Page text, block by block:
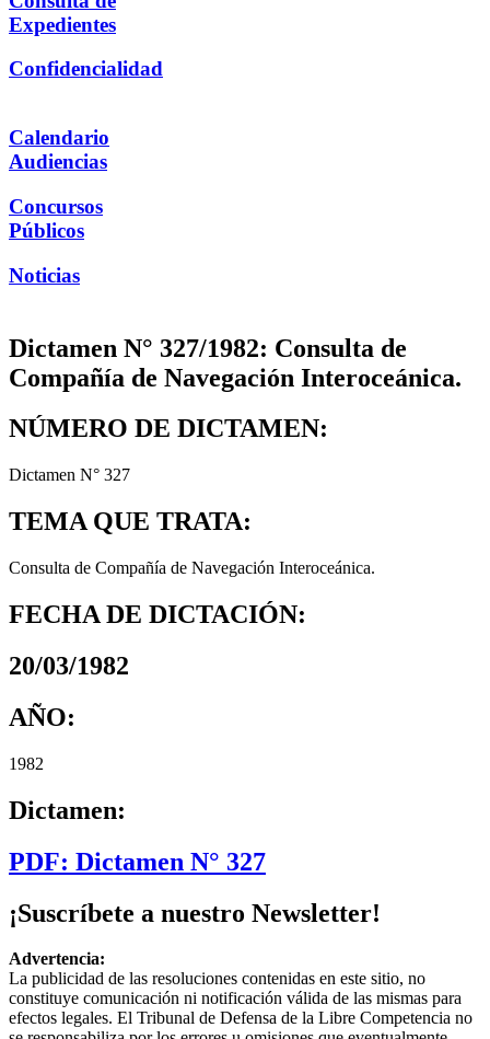
Expedientes
Confidencialidad
Calendario
Audiencias
Concursos
Públicos
Noticias
Dictamen N° 327/1982: Consulta de
Compañía de Navegación Interoceánica.
NÚMERO DE DICTAMEN:
Dictamen N° 327
TEMA QUE TRATA:
Consulta de Compañía de Navegación Interoceánica.
FECHA DE DICTACIÓN:
20/03/1982
AÑO:
1982
Dictamen:
PDF: Dictamen N° 327
¡Suscríbete a nuestro Newsletter!
Advertencia:
La publicidad de las resoluciones contenidas en este sitio, no
constituye comunicación ni notificación válida de las mismas para
efectos legales. El Tribunal de Defensa de la Libre Competencia no